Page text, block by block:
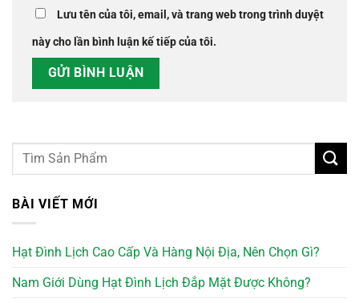
Lưu tên của tôi, email, và trang web trong trình duyệt
này cho lần bình luận kế tiếp của tôi.
BÀI VIẾT MỚI
Hạt Đình Lịch Cao Cấp Và Hàng Nội Địa, Nên Chọn Gì?
Nam Giới Dùng Hạt Đình Lịch Đắp Mặt Được Không?